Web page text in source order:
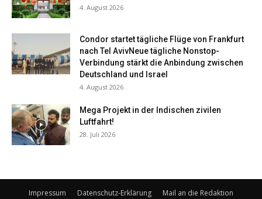
4. August 2026
Condor startet tägliche Flüge von Frankfurt
nach Tel AvivNeue tägliche Nonstop-
Verbindung stärkt die Anbindung zwischen
Deutschland und Israel
4. August 2026
Mega Projekt in der Indischen zivilen
Luftfahrt!
28. Juli 2026
Impressum Datenschutz-Erklärung Mail an die Redaktion